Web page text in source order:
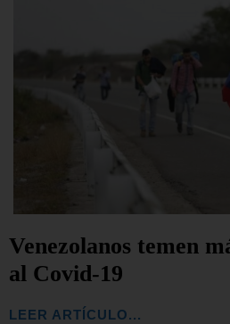
Venezolanos temen
al Covid-19
LEER ARTÍCULO...